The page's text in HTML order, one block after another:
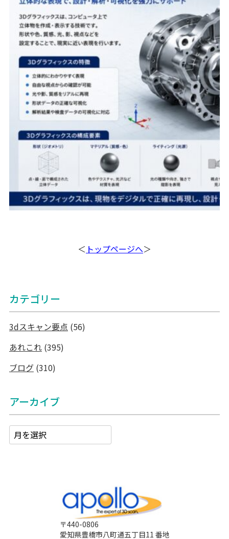
＜ トップページへ＞
カテゴリー
3dスキャン要点 (56)
あれこれ(395)
ブログ(310)
アーカイブ
〒440-0806
愛知県豊橋市八町通五丁目11 番地